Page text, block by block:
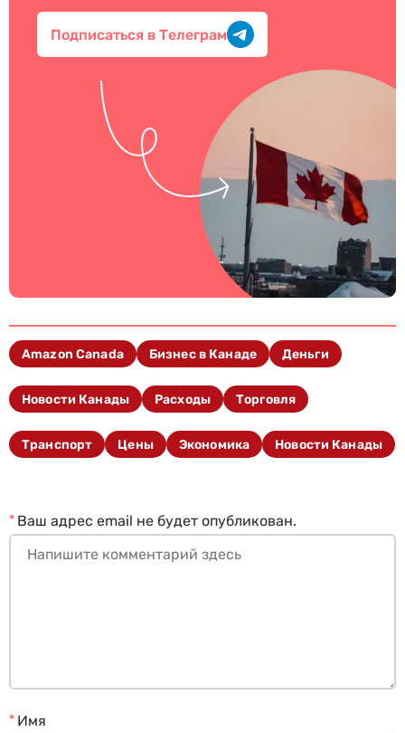
Подписаться в Телеграм
Amazon Canada Бизнес в Канаде Деньги
Новости Канады Расходы Торговля
Транспорт Цены Экономика Новости Канады
Ваш адрес email не будет опубликован.
*
Имя
*